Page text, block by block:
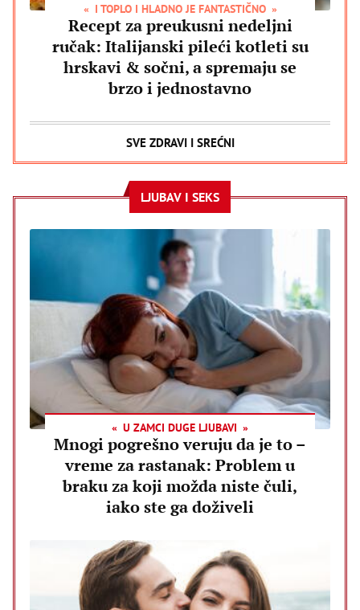
I TOPLO I HLADNO JE FANTASTIČNO
Recept za preukusni nedeljni
ručak: Italijanski pileći kotleti su
hrskavi & sočni, a spremaju se
brzo i jednostavno
SVE ZDRAVI I SREĆNI
LJUBAV I SEKS
U ZAMCI DUGE LJUBAVI
Mnogi pogrešno veruju da je to –
vreme za rastanak: Problem u
braku za koji možda niste čuli,
iako ste ga doživeli